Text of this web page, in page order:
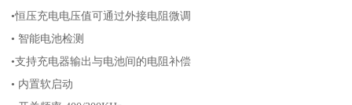
•恒压充电电压值可通过外接电阻微调
• 智能电池检测
•支持充电器输出与电池间的电阻补偿
• 内置软启动